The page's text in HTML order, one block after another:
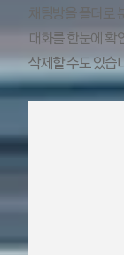
채팅방을 폴더로
대화를 한눈에 확
삭제할 수도 있습